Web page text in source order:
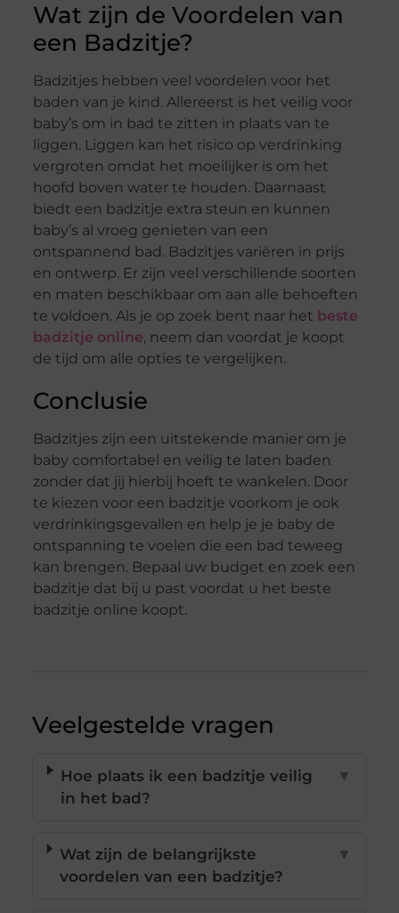
Wat zijn de Voordelen van
een Badzitje?
Badzitjes hebben veel voordelen voor het
baden van je kind. Allereerst is het veilig voor
baby’s om in bad te zitten in plaats van te
liggen. Liggen kan het risico op verdrinking
vergroten omdat het moeilijker is om het
hoofd boven water te houden. Daarnaast
biedt een badzitje extra steun en kunnen
baby’s al vroeg genieten van een
ontspannend bad. Badzitjes variëren in prijs
en ontwerp. Er zijn veel verschillende soorten
en maten beschikbaar om aan alle behoeften
te voldoen. Als je op zoek bent naar het beste
badzitje online, neem dan voordat je koopt
de tijd om alle opties te vergelijken.
Conclusie
Badzitjes zijn een uitstekende manier om je
baby comfortabel en veilig te laten baden
zonder dat jij hierbij hoeft te wankelen. Door
te kiezen voor een badzitje voorkom je ook
verdrinkingsgevallen en help je je baby de
ontspanning te voelen die een bad teweeg
kan brengen. Bepaal uw budget en zoek een
badzitje dat bij u past voordat u het beste
badzitje online koopt.
Veelgestelde vragen
Hoe plaats ik een badzitje veilig
in het bad?
▼
Wat zijn de belangrijkste
voordelen van een badzitje?
▼